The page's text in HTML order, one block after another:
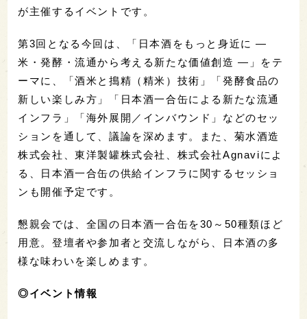
が主催するイベントです。
第3回となる今回は、「日本酒をもっと身近に ―
米・発酵・流通から考える新たな価値創造 ―」をテ
ーマに、「酒米と搗精（精米）技術」「発酵食品の
新しい楽しみ方」「日本酒一合缶による新たな流通
インフラ」「海外展開／インバウンド」などのセッ
ションを通して、議論を深めます。また、菊水酒造
株式会社、東洋製罐株式会社、株式会社Agnaviによ
る、日本酒一合缶の供給インフラに関するセッショ
ンも開催予定です。
懇親会では、全国の日本酒一合缶を30～50種類ほど
用意。登壇者や参加者と交流しながら、日本酒の多
様な味わいを楽しめます。
◎イベント情報